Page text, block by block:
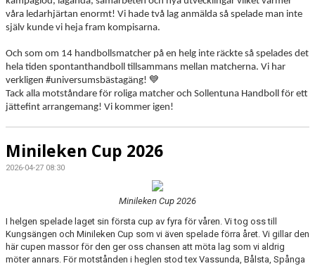
våra ledarhjärtan enormt! Vi hade två lag anmälda så spelade man inte
själv kunde vi heja fram kompisarna.
Och som om 14 handbollsmatcher på en helg inte räckte så spelades det
hela tiden spontanthandboll tillsammans mellan matcherna. Vi har
verkligen #universumsbästagäng! 💙
Tack alla motståndare för roliga matcher och Sollentuna Handboll för ett
jättefint arrangemang! Vi kommer igen!
Minileken Cup 2026
2026-04-27 08:30
Minileken Cup 2026
I helgen spelade laget sin första cup av fyra för våren. Vi tog oss till
Kungsängen och Minileken Cup som vi även spelade förra året. Vi gillar den
här cupen massor för den ger oss chansen att möta lag som vi aldrig
möter annars. För motstånden i heglen stod tex Vassunda, Bålsta, Spånga